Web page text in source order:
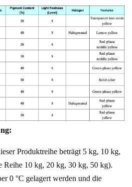
Produktreihe beträgt 5 kg, 10 kg,
Reihe 10 kg, 20 kg, 30 kg, 50 kg).
0 °C gelagert werden und die